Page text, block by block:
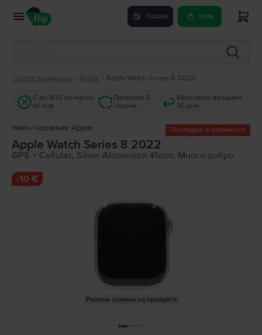
Продай Купи
Смарт часовници Apple Apple Watch Series 8 2022
С до 40% по-евтин
от нов
Гаранция 2
години
Безплатно връщане
30 дни
Умен часовник Apple Последен в наличност
Apple Watch Series 8 2022
GPS + Cellular, Silver Aluminium 41mm, Много добро
-10 €
Реални снимки на продукта